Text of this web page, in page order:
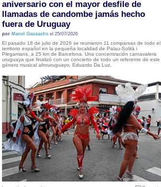
aniversario con el mayor desfile de
llamadas de candombe jamás hecho
fuera de Uruguay
por Manel Gausachsel 25/07/2026
El pasado 18 de julio de 2026 se reunieron 11 comparsas de todo el
territorio español en la pequeña localidad de Palau-Solità i
Plegamans, a 25 km de Barcelona. Una concentración carnavalera
uruguaya que finalizó con un concierto de todo un referente de este
género musical afrouruguayo, Eduardo Da Luz.